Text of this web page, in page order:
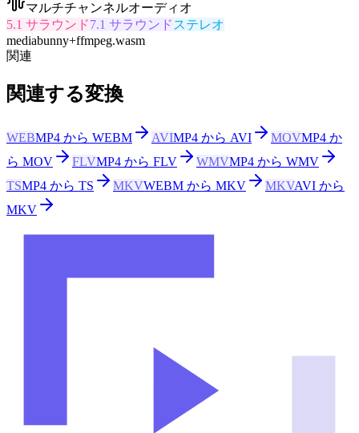
マルチチャンネルオーディオ
5.1 サラウンド7.1 サラウンド ステレオ
mediabunny+ffmpeg.wasm
関連
関連する変換
WEBMP4 から WEBM AVIMP4 から AVI MOVMP4 か
ら MOV
FLVMP4 から FLV WMVMP4 から WMV
TSMP4 から TS MKVWEBM から MKV MKVAVI から
MKV